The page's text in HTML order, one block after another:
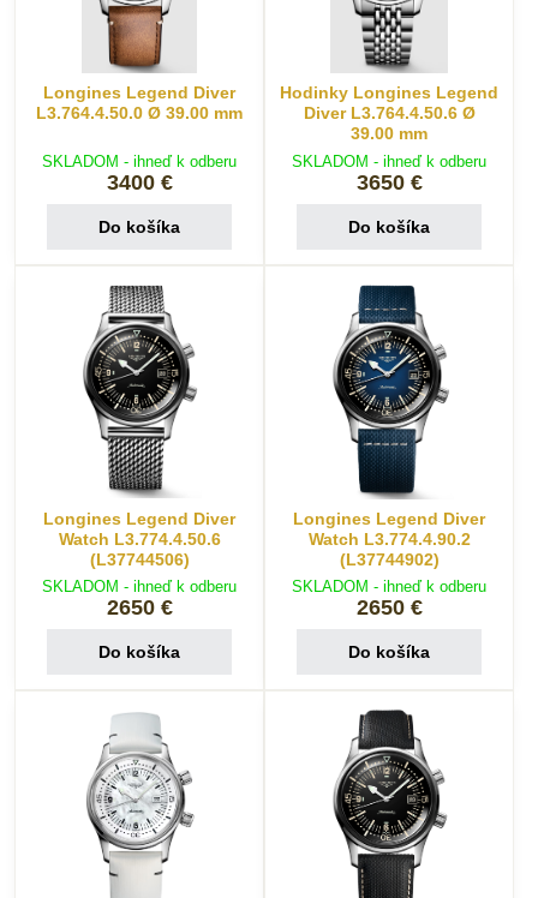
Longines Legend Diver
L3.764.4.50.0 Ø 39.00 mm
SKLADOM - ihneď k odberu
3400 €
Do košíka
Hodinky Longines Legend
Diver L3.764.4.50.6 Ø
39.00 mm
SKLADOM - ihneď k odberu
3650 €
Do košíka
Longines Legend Diver
Watch L3.774.4.50.6
(L37744506)
SKLADOM - ihneď k odberu
2650 €
Do košíka
Longines Legend Diver
Watch L3.774.4.90.2
(L37744902)
SKLADOM - ihneď k odberu
2650 €
Do košíka